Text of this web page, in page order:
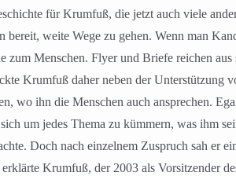
für Krumfuß, die jetzt auch viele
weite Wege zu gehen. Wenn man
Menschen. Flyer und Briefe reichen aus
Krumfuß daher neben der
wo ihn die Menschen auch ansprechen.
um jedes Thema zu kümmern, was ihm
Doch nach einzelnem Zuspruch sah er
Krumfuß, der 2003 als Vorsitzender